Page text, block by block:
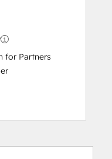
for Partners